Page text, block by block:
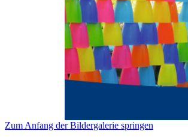
Zum Anfang der Bildergalerie springen